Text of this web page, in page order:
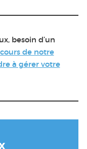
besoin d’un
de notre
à gérer votre